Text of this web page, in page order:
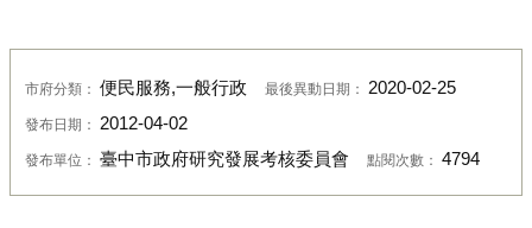
市府分類： 便民服務,一般行政 最後異動日期： 2020-02-25
發布日期： 2012-04-02
發布單位： 臺中市政府研究發展考核委員會 點閱次數： 4794